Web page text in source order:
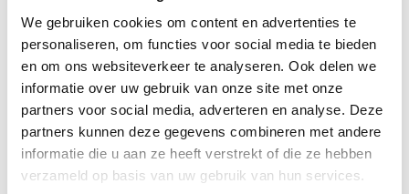
We gebruiken cookies om content en advertenties te
personaliseren, om functies voor social media te bieden
en om ons websiteverkeer te analyseren. Ook delen we
informatie over uw gebruik van onze site met onze
partners voor social media, adverteren en analyse. Deze
partners kunnen deze gegevens combineren met andere
informatie die u aan ze heeft verstrekt of die ze hebben
verzameld op basis van uw gebruik van hun services.
Scholten van Dr.FERM. Hij heeft al 15 jaar
praktische ervaring met het fermenteren van
grondstoffen. Per week verwerkt Dr.FERM zo’n
6.000 ton vloeibare ferment met zijn innovatieve
methoden voor proteïnen in diervoeding.
Toekomst